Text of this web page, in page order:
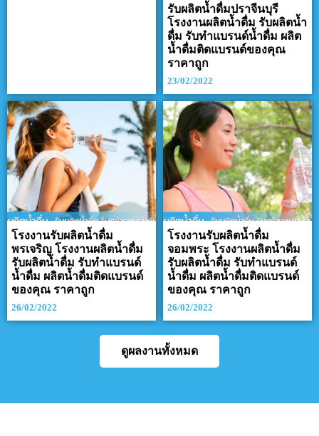
รับผลิตน้ำดื่มปราจีนบุรี
โรงงานผลิตน้ำดื่ม รับผลิตน้ำ
ดื่ม รับทำแบรนด์น้ำดื่ม ผลิต
น้ำดื่มติดแบรนด์ของคุณ
ราคาถูก
23/02/2022
โรงงานรับผลิตน้ำดื่ม
พรเจริญ โรงงานผลิตน้ำดื่ม
รับผลิตน้ำดื่ม รับทำแบรนด์
น้ำดื่ม ผลิตน้ำดื่มติดแบรนด์
ของคุณ ราคาถูก
26/02/2022
โรงงานรับผลิตน้ำดื่ม
จอมพระ โรงงานผลิตน้ำดื่ม
รับผลิตน้ำดื่ม รับทำแบรนด์
น้ำดื่ม ผลิตน้ำดื่มติดแบรนด์
ของคุณ ราคาถูก
26/02/2022
ดูผลงานทั้งหมด